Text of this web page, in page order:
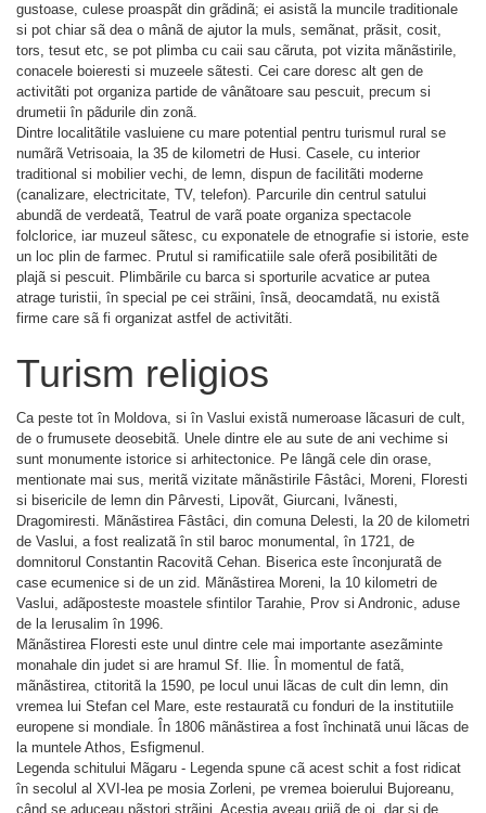
gustoase, culese proaspãt din grãdinã; ei asistã la muncile traditionale
si pot chiar sã dea o mânã de ajutor la muls, semãnat, prãsit, cosit,
tors, tesut etc, se pot plimba cu caii sau cãruta, pot vizita mãnãstirile,
conacele boieresti si muzeele sãtesti. Cei care doresc alt gen de
activitãti pot organiza partide de vânãtoare sau pescuit, precum si
drumetii în pãdurile din zonã.
Dintre localitãtile vasluiene cu mare potential pentru turismul rural se
numãrã Vetrisoaia, la 35 de kilometri de Husi. Casele, cu interior
traditional si mobilier vechi, de lemn, dispun de facilitãti moderne
(canalizare, electricitate, TV, telefon). Parcurile din centrul satului
abundã de verdeatã, Teatrul de varã poate organiza spectacole
folclorice, iar muzeul sãtesc, cu exponatele de etnografie si istorie, este
un loc plin de farmec. Prutul si ramificatiile sale oferã posibilitãti de
plajã si pescuit. Plimbãrile cu barca si sporturile acvatice ar putea
atrage turistii, în special pe cei strãini, însã, deocamdatã, nu existã
firme care sã fi organizat astfel de activitãti.
Turism religios
Ca peste tot în Moldova, si în Vaslui existã numeroase lãcasuri de cult,
de o frumusete deosebitã. Unele dintre ele au sute de ani vechime si
sunt monumente istorice si arhitectonice. Pe lângã cele din orase,
mentionate mai sus, meritã vizitate mãnãstirile Fâstâci, Moreni, Floresti
si bisericile de lemn din Pârvesti, Lipovãt, Giurcani, Ivãnesti,
Dragomiresti. Mãnãstirea Fâstâci, din comuna Delesti, la 20 de kilometri
de Vaslui, a fost realizatã în stil baroc monumental, în 1721, de
domnitorul Constantin Racovitã Cehan. Biserica este înconjuratã de
case ecumenice si de un zid. Mãnãstirea Moreni, la 10 kilometri de
Vaslui, adãposteste moastele sfintilor Tarahie, Prov si Andronic, aduse
de la Ierusalim în 1996.
Mãnãstirea Floresti este unul dintre cele mai importante asezãminte
monahale din judet si are hramul Sf. Ilie. În momentul de fatã,
mãnãstirea, ctitoritã la 1590, pe locul unui lãcas de cult din lemn, din
vremea lui Stefan cel Mare, este restauratã cu fonduri de la institutiile
europene si mondiale. În 1806 mãnãstirea a fost închinatã unui lãcas de
la muntele Athos, Esfigmenul.
Legenda schitului Mãgaru - Legenda spune cã acest schit a fost ridicat
în secolul al XVI-lea pe mosia Zorleni, pe vremea boierului Bujoreanu,
când se aduceau pãstori strãini. Acestia aveau grijã de oi, dar si de